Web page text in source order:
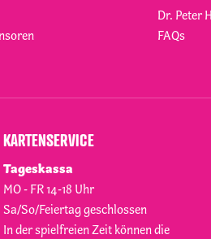
Dr. Peter
FAQs
KARTENSERVICE
Tageskassa
MO - FR 14-18 Uhr
Sa/So/Feiertag geschlossen
In der spielfreien Zeit können die